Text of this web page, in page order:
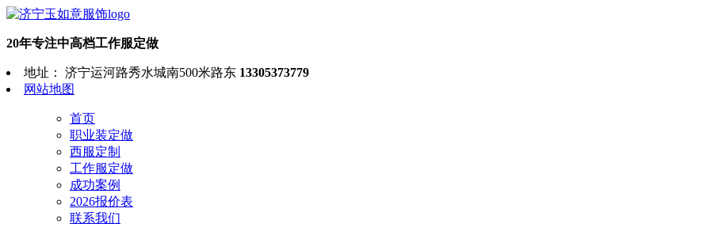
20年专注中高档工作服定做
地址： 济宁运河路秀水城南500米路东 13305373779
网站地图
首页
职业装定做
西服定制
工作服定做
成功案例
2026报价表
联系我们